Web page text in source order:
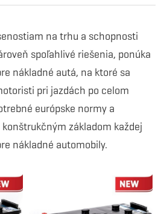
na trhu a schopnosti
spoľahlivé riešenia, ponúka
nákladné autá, na ktoré sa
pri jazdách po celom
európske normy a
základom každej
nákladné automobily.